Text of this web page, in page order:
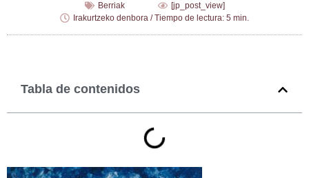
Berriak
[jp_post_view]
Irakurtzeko denbora / Tiempo de lectura: 5 min.
Tabla de contenidos